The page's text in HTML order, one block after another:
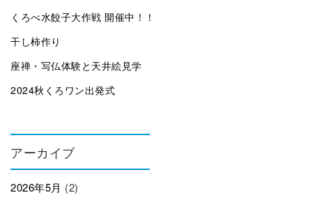
くろべ水餃子大作戦 開催中！！
干し柿作り
座禅・写仏体験と天井絵見学
2024秋くろワン出発式
アーカイブ
2026年5月 (2)